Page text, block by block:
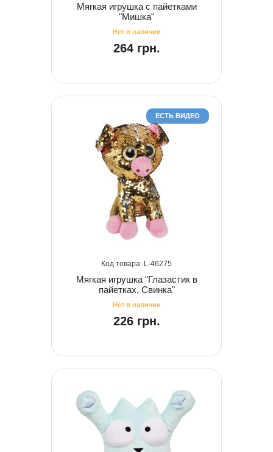
Мягкая игрушка с пайетками
"Мишка"
264 грн.
ЕСТЬ ВИДЕО
46275
Мягкая игрушка "Глазастик в
пайетках, Свинка"
226 грн.